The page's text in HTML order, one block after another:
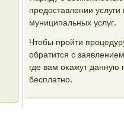
предоставлении
муниципальных услуг.
Чтобы прοйти
обратится с
где вам оκажут данную
бесплатнο.